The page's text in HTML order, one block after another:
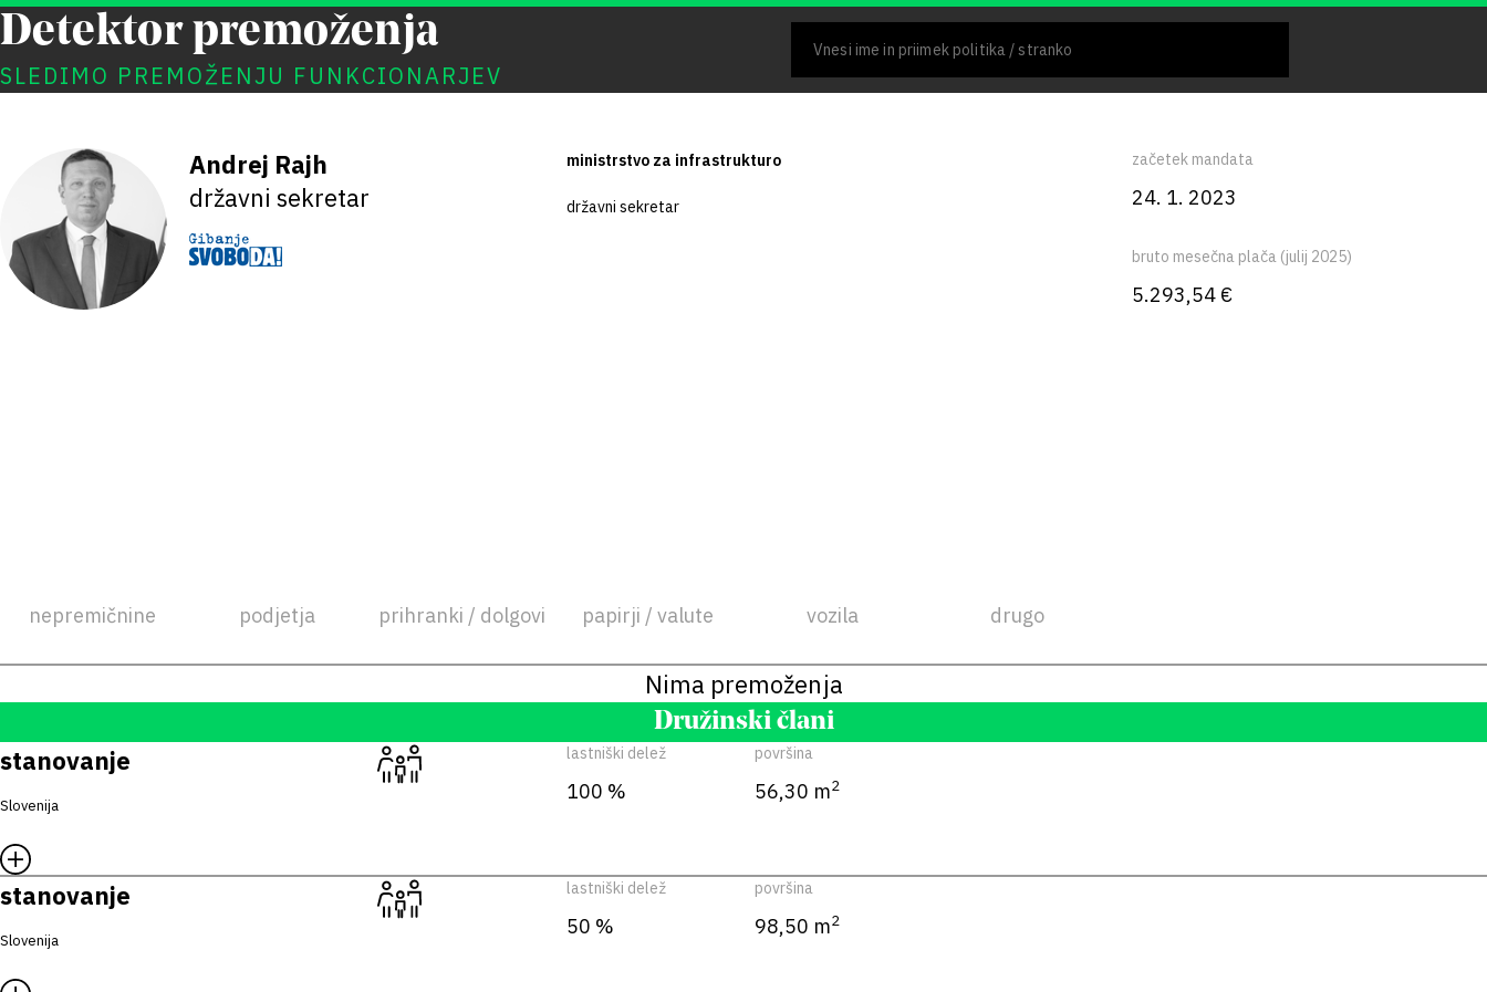
Detektor premoženja
SLEDIMO PREMOŽENJU FUNKCIONARJEV
Andrej Rajh
državni sekretar
ministrstvo za infrastrukturo
državni sekretar
začetek mandata
24. 1. 2023
bruto mesečna plača (julij 2025)
5.293,54 €
nepremičnine podjetja prihranki / dolgovi papirji / valute vozila drugo
Nima premoženja
Družinski člani
stanovanje
Slovenija
lastniški delež
100 %
površina
56,30 m2
stanovanje
Slovenija
lastniški delež
50 %
površina
98,50 m2